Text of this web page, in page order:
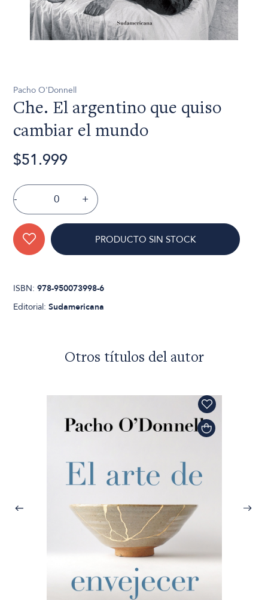
Pacho O'Donnell
Che. El argentino que quiso
cambiar el mundo
$51.999
- +
PRODUCTO SIN STOCK
ISBN:978-950073998-6
Editorial:Sudamericana
Otros títulos del autor